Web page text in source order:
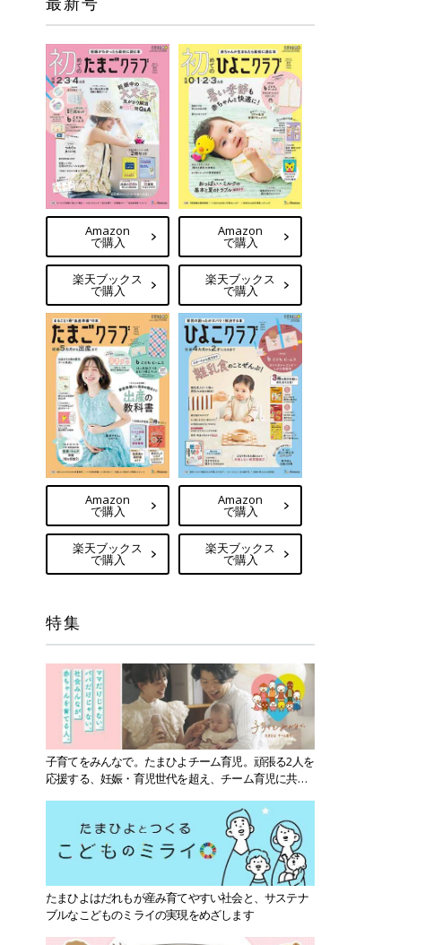
Amazon
で購入
楽天ブックス
で購入
Amazon
で購入
楽天ブックス
で購入
Amazon
で購入
楽天ブックス
で購入
Amazon
で購入
楽天ブックス
で購入
特集
子育てをみんなで。たまひよチーム育児。頑張る2人を
応援する、妊娠・育児世代を超え、チーム育児に共感
たまひよはだれもが産み育てやすい社会と、サステナ
ブルなこどものミライの実現をめざします